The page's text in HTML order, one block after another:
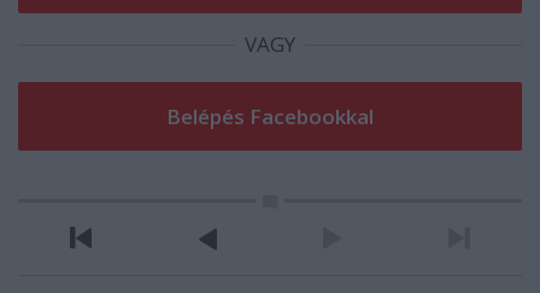
VAGY